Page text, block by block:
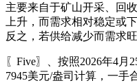
主要来自于矿山开采、回
上升，而需求相对稳定或
反之，若供给减少而需求
〖Five〗、按照2026年4
7945美元/盎司计算，一手